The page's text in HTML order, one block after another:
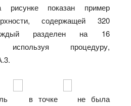
показан пример
содержащей 320
разделен на 16
используя процедуру,
в точке
не была